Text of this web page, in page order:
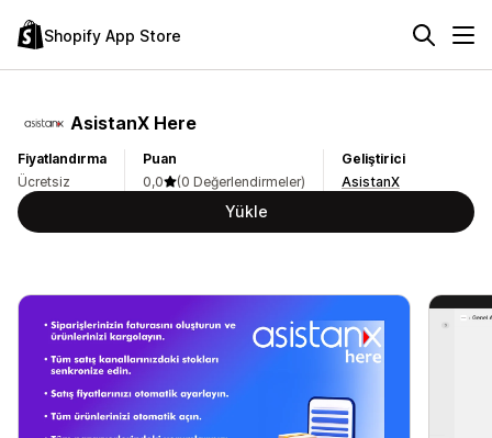
Shopify App Store
AsistanX Here
Fiyatlandırma
Ücretsiz
Puan
0,0
(0 Değerlendirmeler)
Geliştirici
AsistanX
Yükle